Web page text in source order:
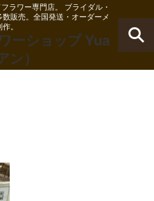
ラワー専門店。 ブライダル・
販売。全国発送・オーダーメ
。
ーショップ Yua
ン）